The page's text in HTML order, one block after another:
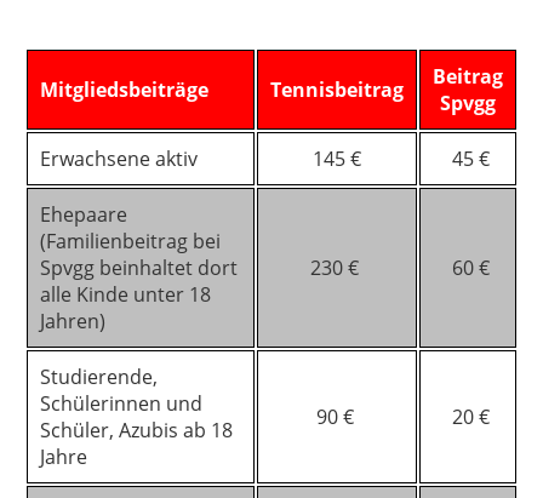
Mitgliedsbeiträge Tennisbeitrag
Beitrag
Spvgg
Erwachsene aktiv 145 € 45 €
Ehepaare
(Familienbeitrag bei
Spvgg beinhaltet dort
alle Kinde unter 18
Jahren)
230 € 60 €
Studierende,
Schülerinnen und
Schüler, Azubis ab 18
Jahre
90 € 20 €